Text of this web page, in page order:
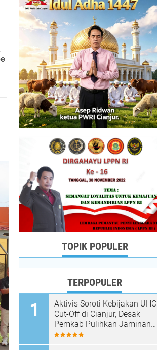
TOPIK POPULER
TERPOPULER
Aktivis Soroti Kebijakan UHC
Cut-Off di Cianjur, Desak
Pemkab Pulihkan Jaminan
Kesehatan Warga